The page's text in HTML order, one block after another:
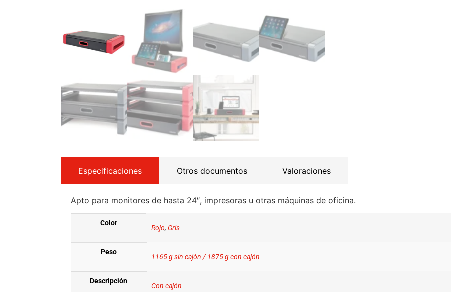
Especificaciones Otros documentos Valoraciones
Apto para monitores de hasta 24″, impresoras u otras máquinas de oficina.
Color
Rojo, Gris
Peso
1165 g sin cajón / 1875 g con cajón
Descripción
Con cajón